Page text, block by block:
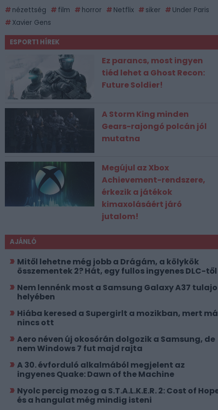
nézettség film horror Netflix siker
Under Paris
Xavier Gens
ESPORT1 HÍREK
Ez parancs, most ingyen
tiéd lehet a Ghost Recon:
Future Soldier!
A Storm King minden
Gears-rajongó polcán jól
mutatna
Megújul az Xbox
Achievement-rendszere,
érkezik a játékok
kimaxolásáért járó
jutalom!
AJÁNLÓ
Mitől lehetne még jobb a Drágám, a kölykök
összementek 2? Hát, egy fullos ingyenes DLC-
Nem lennénk most a Samsung Galaxy A37
helyében
Hiába keresed a Supergirlt a mozikban, mert
nincs ott
Aero néven új okosórán dolgozik a Samsung, de
nem Windows 7 fut majd rajta
A 30. évforduló alkalmából megjelent az
ingyenes Quake: Dawn of the Machine
Nyolc percig mozog a S.T.A.L.K.E.R. 2: Cost of
és a hangulat még mindig isteni